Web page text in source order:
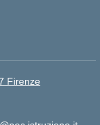
Firenze